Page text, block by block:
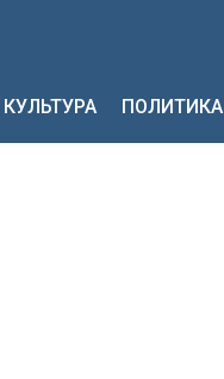
КУЛЬТУРА ПОЛИТИКА